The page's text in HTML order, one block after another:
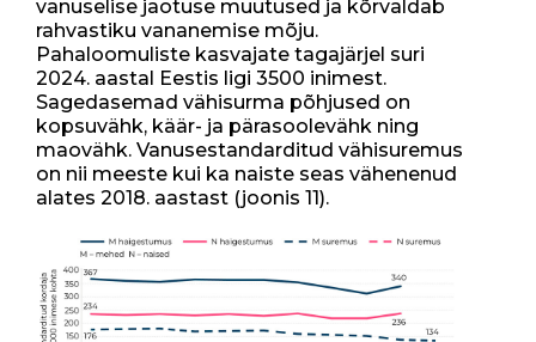
vanuselise jaotuse muutused ja kõrvaldab
rahvastiku vananemise mõju.
Pahaloomuliste kasvajate tagajärjel suri
2024. aastal Eestis ligi 3500 inimest.
Sagedasemad vähisurma põhjused on
kopsuvähk, käär- ja pärasoolevähk ning
maovähk. Vanusestandarditud vähisuremus
on nii meeste kui ka naiste seas vähenenud
alates 2018. aastast (joonis 11).